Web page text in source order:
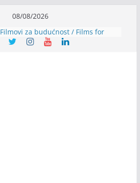
08/08/2026
Filmovi za budućnost / Films for
Future